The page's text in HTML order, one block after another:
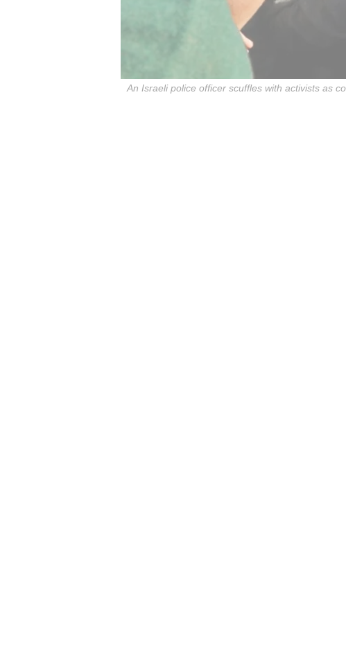
An Israeli police officer scuffles with activists as